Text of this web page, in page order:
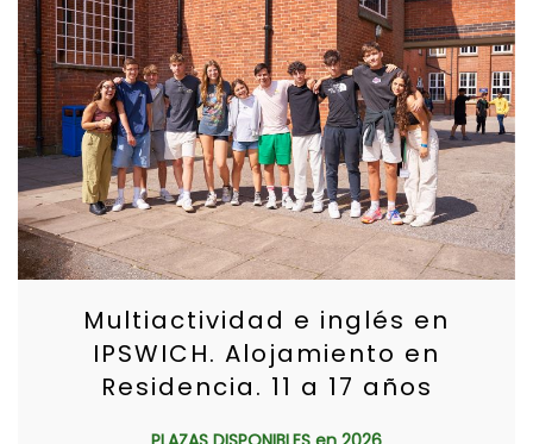
Multiactividad e inglés en
IPSWICH. Alojamiento en
Residencia. 11 a 17 años